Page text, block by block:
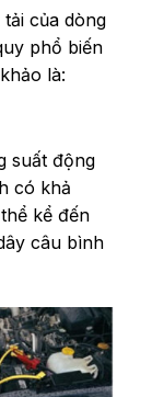
của dòng
phổ biến
là:
suất động
có khả
kể đến
câu bình